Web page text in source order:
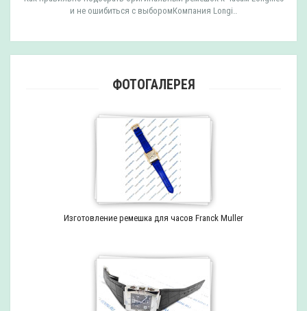
и не ошибиться с выборомКомпания Longi..
ФОТОГАЛЕРЕЯ
Изготовление ремешка для часов Franck Muller